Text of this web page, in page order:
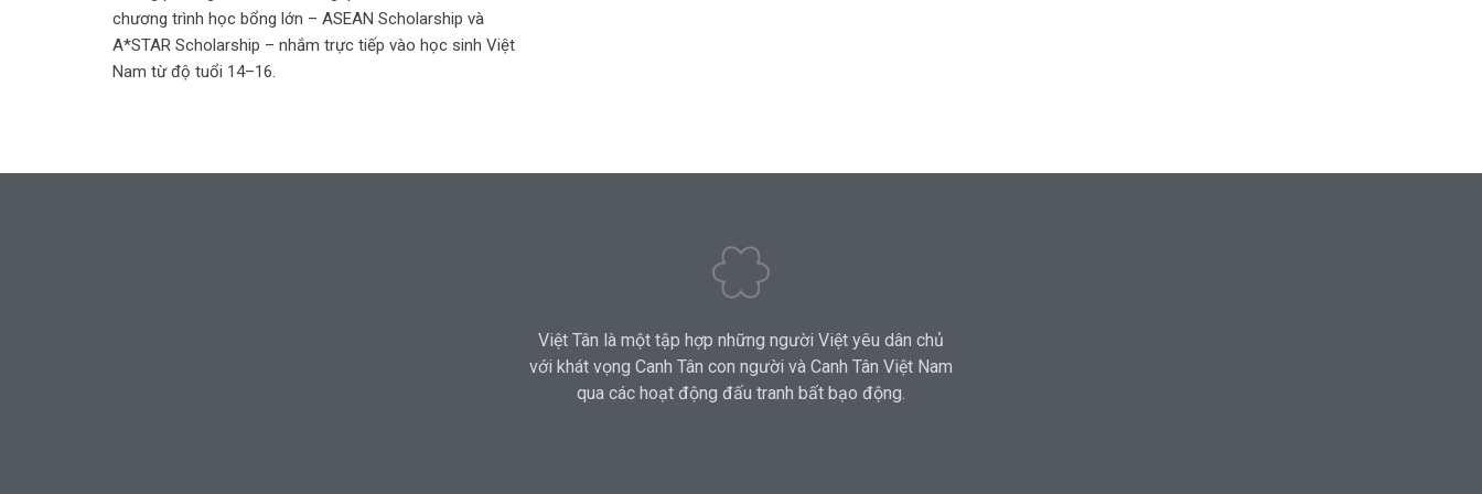
chương trình học bổng lớn – ASEAN Scholarship và
A*STAR Scholarship – nhắm trực tiếp vào học sinh Việt
Nam từ độ tuổi 14–16.
Việt Tân là một tập hợp những người Việt yêu dân chủ
với khát vọng Canh Tân con người và Canh Tân Việt Nam
qua các hoạt động đấu tranh bất bạo động.